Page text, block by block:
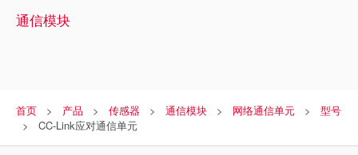
通信模块
首页 产品 传感器 通信模块 网络通信单元
型号
CC-Link应对通信单元